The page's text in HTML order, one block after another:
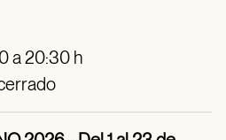
a 20:30 h